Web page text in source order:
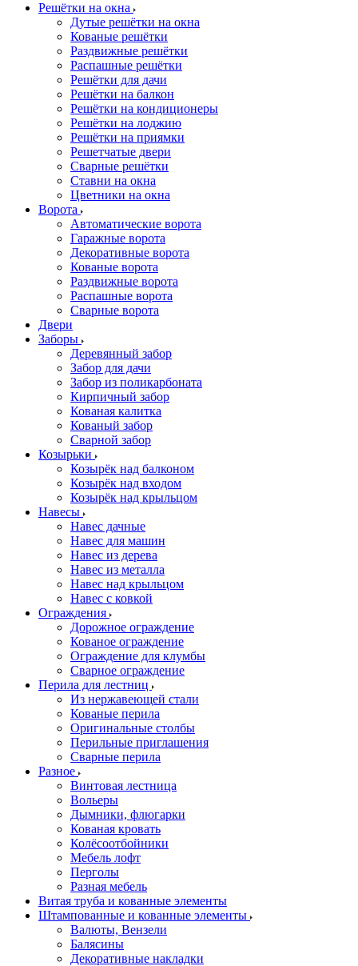
Решётки на окна
Дутые решётки на окна
Кованые решётки
Раздвижные решётки
Распашные решётки
Решётки для дачи
Решётки на балкон
Решётки на кондиционеры
Решётки на лоджию
Решётки на приямки
Решетчатые двери
Сварные решётки
Ставни на окна
Цветники на окна
Ворота
Автоматические ворота
Гаражные ворота
Декоративные ворота
Кованые ворота
Раздвижные ворота
Распашные ворота
Сварные ворота
Двери
Заборы
Деревянный забор
Забор для дачи
Забор из поликарбоната
Кирпичный забор
Кованая калитка
Кованый забор
Сварной забор
Козырьки
Козырёк над балконом
Козырёк над входом
Козырёк над крыльцом
Навесы
Навес дачные
Навес для машин
Навес из дерева
Навес из металла
Навес над крыльцом
Навес с ковкой
Ограждения
Дорожное ограждение
Кованое ограждение
Ограждение для клумбы
Сварное ограждение
Перила для лестниц
Из нержавеющей стали
Кованые перила
Оригинальные столбы
Перильные приглашения
Сварные перила
Разное
Винтовая лестница
Вольеры
Дымники, флюгарки
Кованая кровать
Колёсоотбойники
Мебель лофт
Перголы
Разная мебель
Витая труба и кованные элементы
Штампованные и кованные элементы
Валюты, Вензели
Балясины
Декоративные накладки